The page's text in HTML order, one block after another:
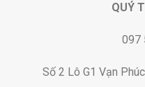
QUÝ
097
Số 2 Lô G1 Vạn